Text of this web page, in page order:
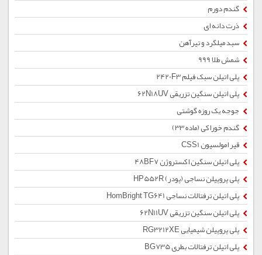
گندم دورم
ذرت دانه ای
سبد میلگرد و تیرآهن
شمش طلا 999
پلی اتیلن سبک فیلم 2420F3
پلی اتیلن سنگین تزریقی 62N18UV
جوجه یک روزه گوشتی
گندم خوراکی (ماده 33)
قیر امولسیون CSS1
پلی اتیلن سنگین اکستروژن 48BF7
پلی پروپیلن نساجی (پودر) HP552R
پلی اتیلن ترفتالات نساجی HomBright TG641
پلی اتیلن سنگین تزریقی 62N11UV
پلی پروپیلن شیمیایی RG3212XE
پلی اتیلن ترفتالات بطری BG735